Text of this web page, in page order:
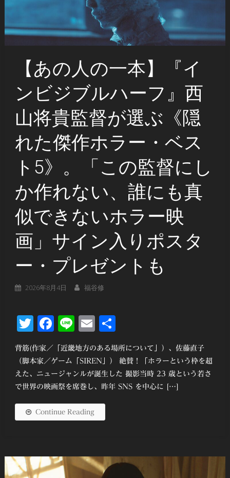
【あの人の一本】『イ
ンビジブルハーフ』⻄
⼭将貴監督が選ぶ《隠
れた傑作ホラー・ベス
ト5》。「この監督にし
か作れない、誰にも真
似できないホラー映
画」サイン入りポスタ
ー・プレゼントも
2026年8月4日 福谷修
Twitter
Facebook
LineEmail
有
背筋(作家／「近畿地方のある場所について」）、佐藤直子
（脚本家／ゲーム「SIREN」） 絶賛！「ホラーという枠を超
えた、ニュージャンルが誕生した 撮影当時 23 歳という若さ
で世界の映画祭を席巻し、昨年 SNS を中⼼に […]
Continue Reading